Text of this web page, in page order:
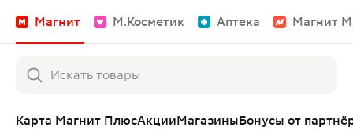
Магнит М.Косметик Аптека Магнит
Карта Магнит ПлюсАкцииМагазиныБонусы от